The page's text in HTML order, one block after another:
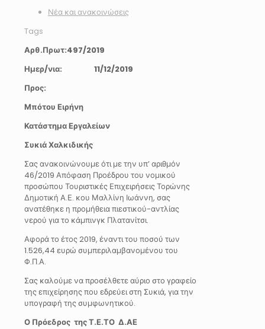
Νέα και ανακοινώσεις
Tags
Αρθ.Πρωτ:497/2019
Ημερ/νια: 11/12/2019
Προς:
Μπότου Ειρήνη
Κατάστημα Εργαλείων
Συκιά Χαλκιδικής
Σας ανακοινώνουμε ότι με την υπ’ αριθμόν
46/2019 Απόφαση Προέδρου του νομικού
προσώπου Τουριστικές Επιχειρήσεις Τορώνης
Δημοτική Α.Ε. κου Μαλλίνη Ιωάννη, σας
ανατέθηκε η προμήθεια πιεστικού-αντλίας
νερού για το κάμπινγκ Πλατανίτσι.
Αφορά το έτος 2019, έναντι του ποσού των
1.526,44 ευρώ συμπεριλαμβανομένου του
Φ.Π.Α.
Σας καλούμε να προσέλθετε αύριο στο γραφείο
της επιχείρησης που εδρεύει στη Συκιά, για την
υπογραφή της συμφωνητικού.
Ο Πρόεδρος της Τ.Ε.ΤΟ Δ.ΑΕ